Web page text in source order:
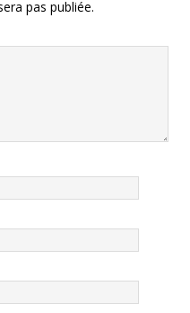
pas publiée.